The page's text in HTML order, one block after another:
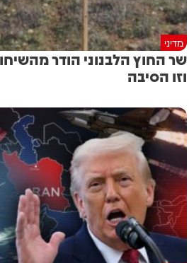
מדיני
שר החוץ הלבנוני הודר
וזו הסיבה